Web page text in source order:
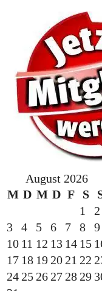
August 2026
M D M D F S
1
2
3
4 5 6 7 8
9
10 11 12 13 14 15
17 18 19 20 21 22
24 25 26 27 28 29